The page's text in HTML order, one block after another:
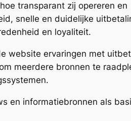
transparant zij opereren en
snelle en duidelijke
en loyaliteit.
website ervaringen met
meerdere bronnen te
en informatiebronnen als